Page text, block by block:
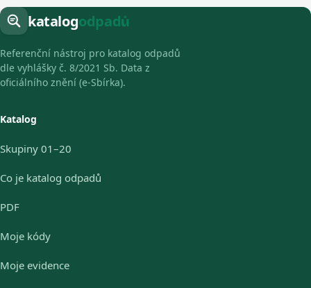
katalogodpadů
Referenční nástroj pro katalog odpadů
dle vyhlášky č. 8/2021 Sb. Data z
oficiálního znění (e-Sbírka).
Katalog
Skupiny 01–20
Co je katalog odpadů
PDF
Moje kódy
Moje evidence